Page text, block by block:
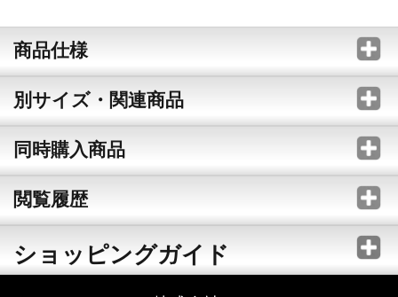
商品仕様
別サイズ・関連商品
同時購入商品
閲覧履歴
ショッピングガイド